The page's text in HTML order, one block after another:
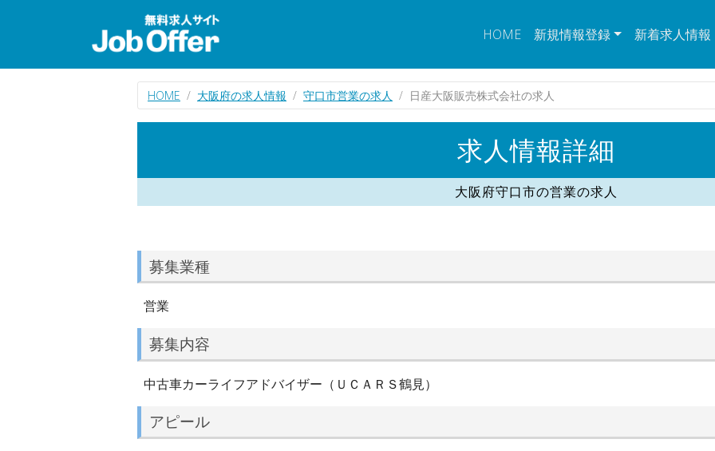
HOME 新規情報登録 新着求人情報
HOME 大阪府の求人情報 守口市営業の求人 日産大阪販売株式会社の求人
求人情報詳細
大阪府守口市の営業の求人
募集業種
営業
募集内容
中古車カーライフアドバイザー（ＵＣＡＲＳ鶴見）
アピール